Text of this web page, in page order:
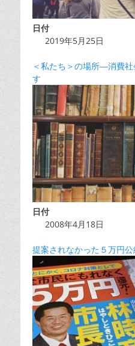
日付
2019年5月25日
＜私たち＞の場所―消費
す
日付
2008年4月18日
提案されなかった５万円